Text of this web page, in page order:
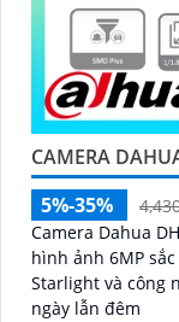
CAMERA
5%-35%
Camera Dahua
hình ảnh 6MP sắc
Starlight và công
ngày lẫn đêm